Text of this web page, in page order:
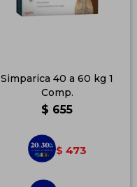
Simparica 40 a 60 kg 1
Comp.
$ 655
$ 473